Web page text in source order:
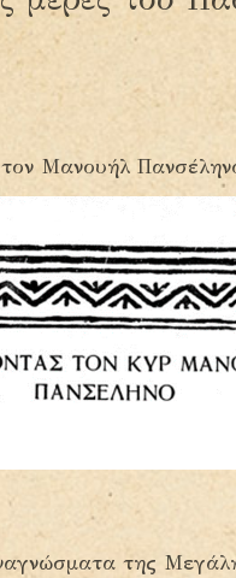
Μανουήλ
της